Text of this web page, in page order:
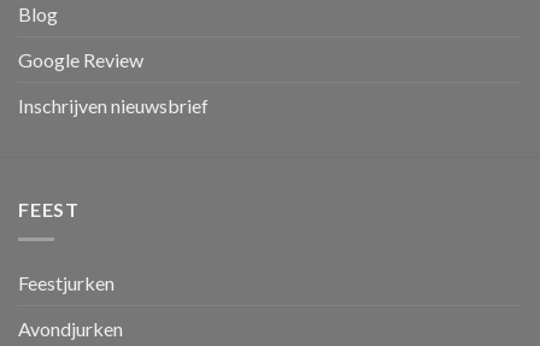
Blog
Google Review
Inschrijven nieuwsbrief
FEEST
Feestjurken
Avondjurken